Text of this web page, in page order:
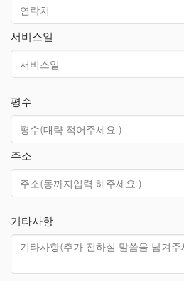
서비스일
평수
주소
기타사항